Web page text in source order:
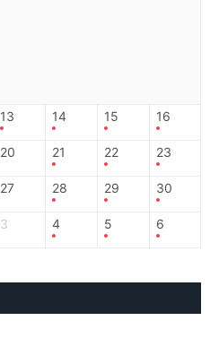
13 14 15 16
20 21 22 23
27 28 29 30
3 4 5 6